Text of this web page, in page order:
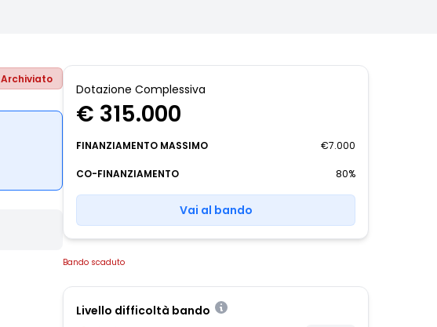
Archiviato
Dotazione Complessiva
€ 315.000
FINANZIAMENTO MASSIMO €7.000
CO-FINANZIAMENTO 80%
Vai al bando
Bando scaduto
Livello difficoltà bando